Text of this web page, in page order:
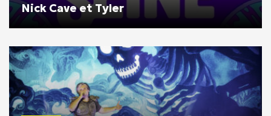
Nick Cave et Tyler